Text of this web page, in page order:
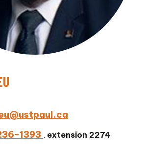
1393 , extension 2274